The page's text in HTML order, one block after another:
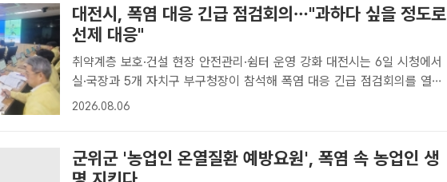
대전시, 폭염 대응 긴급 점검회의…"과하다 싶을 정도로
선제 대응"
취약계층 보호·건설 현장 안전관리·쉼터 운영 강화 대전시는 6일 시청에서
실·국장과 5개 자치구 부구청장이 참석해 폭염 대응 긴급 점검회의를 열었
다. /대전시[더팩트ㅣ대전=선치영 기자] 대전시는 6일 시청에서 실·국장과
2026.08.06
군위군 '농업인 온열질환 예방요원', 폭염 속 농업인 생